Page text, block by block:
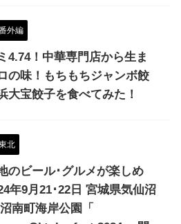
外編
4.74！中華専門店から生ま
の味！もちもちジャンボ餃
大宝餃子を食べてみた！
北
のビール･グルメが楽しめ
年9月21･22日 宮城県気仙沼
南町海岸公園「